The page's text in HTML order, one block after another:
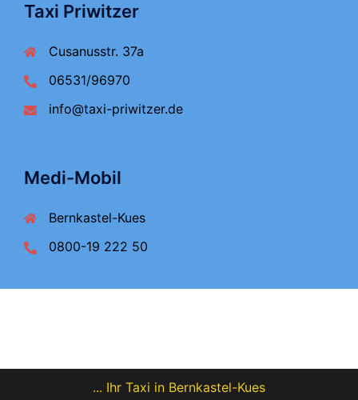
Taxi Priwitzer
Cusanusstr. 37a
06531/96970
info@taxi-priwitzer.de
Medi-Mobil
Bernkastel-Kues
0800-19 222 50
... Ihr Taxi in Bernkastel-Kues